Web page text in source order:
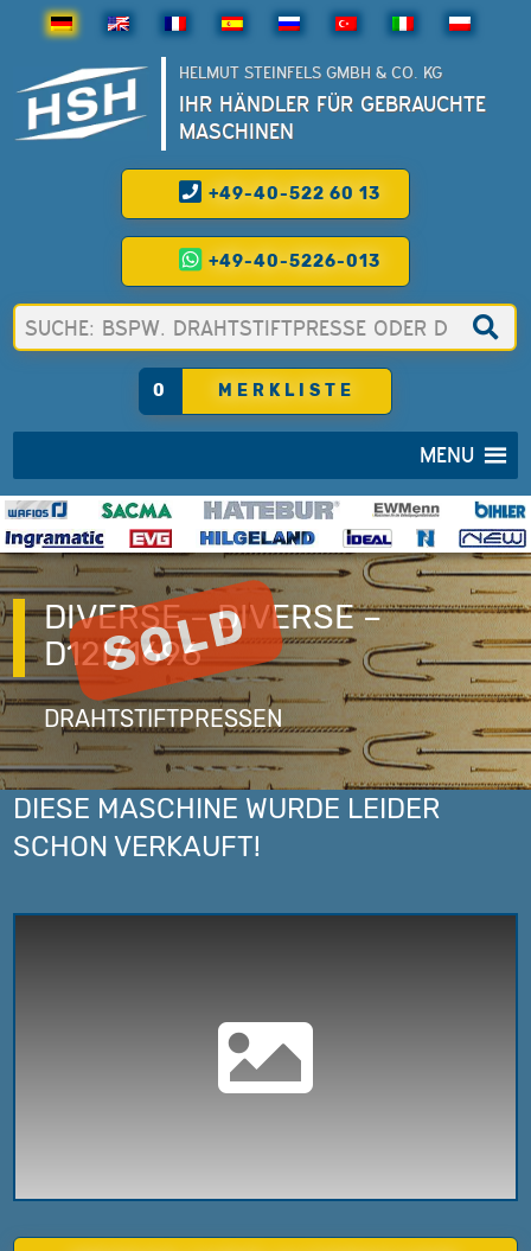
HELMUT STEINFELS GMBH & CO. KG
IHR HÄNDLER FÜR GEBRAUCHTE
MASCHINEN
+49-40-522 60 13
+49-40-5226-013
0 MERKLISTE
MENU
DIVERSE – DIVERSE –
D12I/1696
DRAHTSTIFTPRESSEN
DIESE MASCHINE WURDE LEIDER
SCHON VERKAUFT!